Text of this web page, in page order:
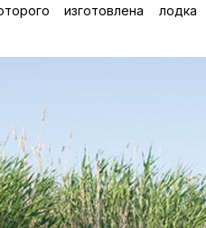
изготов­лена лодка